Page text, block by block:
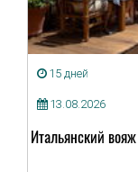
15 дней
13.08.2026
Итальянский